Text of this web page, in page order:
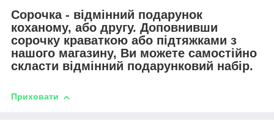
Сорочка - відмінний подарунок
коханому, або другу. Доповнивши
сорочку краваткою або підтяжками з
нашого магазину, Ви можете самостійно
скласти відмінний подарунковий набір.
Приховати